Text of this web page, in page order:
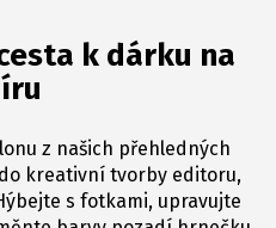
k dárku na
z našich přehledných
kreativní tvorby editoru,
s fotkami, upravujte